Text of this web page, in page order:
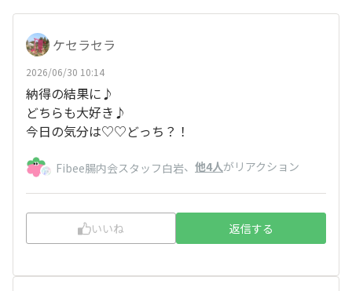
ケセラセラ
2026/06/30 10:14
納得の結果に♪
どちらも大好き♪
今日の気分は♡♡どっち？！
Fibee腸内会スタッフ白岩、 他4人がリアクション
いいね 返信する